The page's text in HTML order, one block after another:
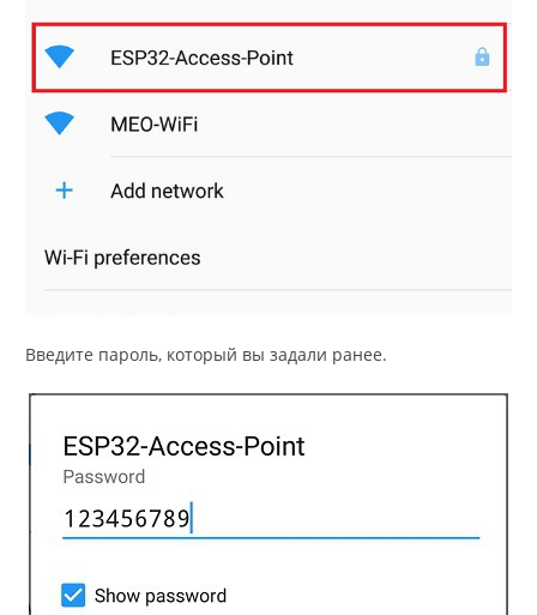
Введите пароль, который вы задали ранее.